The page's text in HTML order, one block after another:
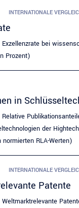
INTERNATIONALE
Exzellenzrate bei
Prozent)
in
Relative
der
RLA-Werten)
INTERNATIONALE
Patente
Weltmarktrelevante